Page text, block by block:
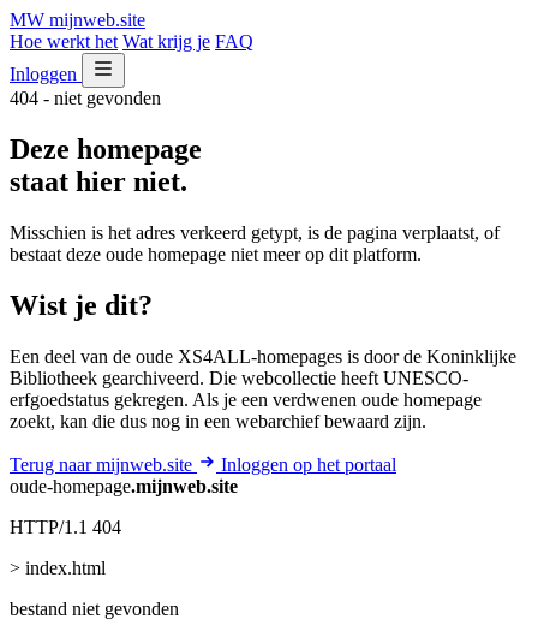
MW mijnweb.site
Hoe werkt het Wat krijg je FAQ
Inloggen
404 - niet gevonden
Deze homepage
staat hier niet.
Misschien is het adres verkeerd getypt, is de pagina verplaatst, of
bestaat deze oude homepage niet meer op dit platform.
Wist je dit?
Een deel van de oude XS4ALL-homepages is door de Koninklijke
Bibliotheek gearchiveerd. Die webcollectie heeft UNESCO-
erfgoedstatus gekregen. Als je een verdwenen oude homepage
zoekt, kan die dus nog in een webarchief bewaard zijn.
Terug naar mijnweb.site
Inloggen op het portaal
oude-homepage.mijnweb.site
HTTP/1.1 404
> index.html
bestand niet gevonden